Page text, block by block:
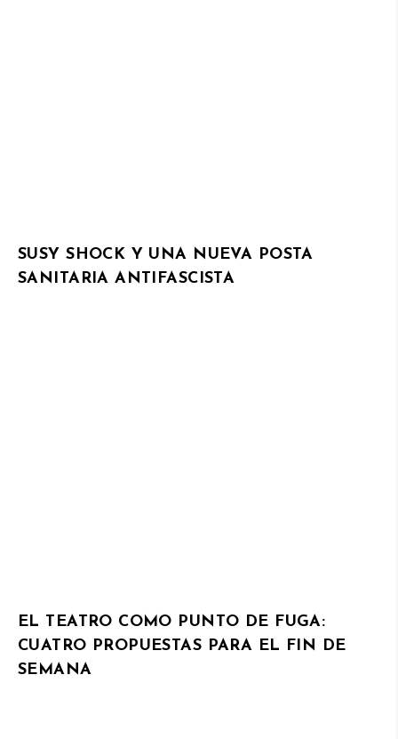
SUSY SHOCK Y UNA NUEVA POSTA
SANITARIA ANTIFASCISTA
EL TEATRO COMO PUNTO DE FUGA:
CUATRO PROPUESTAS PARA EL FIN DE
SEMANA